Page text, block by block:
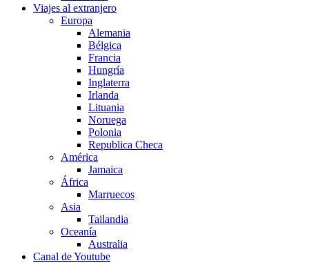
Viajes al extranjero
Europa
Alemania
Bélgica
Francia
Hungría
Inglaterra
Irlanda
Lituania
Noruega
Polonia
Republica Checa
América
Jamaica
África
Marruecos
Asia
Tailandia
Oceanía
Australia
Canal de Youtube